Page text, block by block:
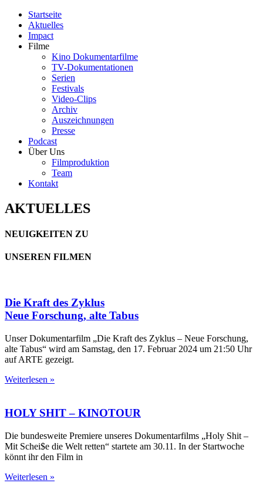
Startseite
Aktuelles
Impact
Filme
Kino Dokumentarfilme
TV-Dokumentationen
Serien
Festivals
Video-Clips
Archiv
Auszeichnungen
Presse
Podcast
Über Uns
Filmproduktion
Team
Kontakt
AKTUELLES
NEUIGKEITEN ZU
UNSEREN FILMEN
Die Kraft des Zyklus
Neue Forschung, alte Tabus
Unser Dokumentarfilm „Die Kraft des Zyklus – Neue Forschung,
alte Tabus“ wird am Samstag, den 17. Februar 2024 um 21:50 Uhr
auf ARTE gezeigt.
Weiterlesen »
HOLY SHIT – KINOTOUR
Die bundesweite Premiere unseres Dokumentarfilms „Holy Shit –
Mit Schei$e die Welt retten“ startete am 30.11. In der Startwoche
könnt ihr den Film in
Weiterlesen »